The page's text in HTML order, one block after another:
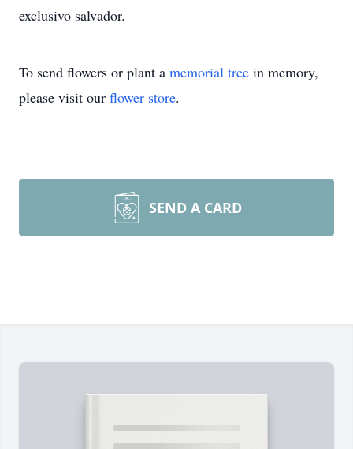
exclusivo salvador.
To send flowers or plant a memorial tree in memory,
please visit our flower store.
SEND A CARD